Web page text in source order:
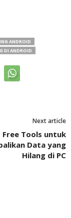
ANDROID
DI ANDROID
Next article
Free Tools untuk
Data yang
Hilang di PC